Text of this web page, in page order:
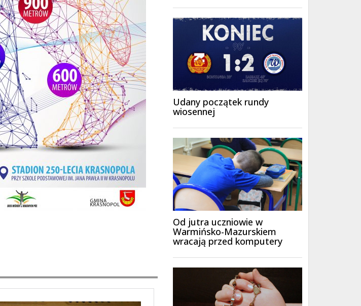
Udany początek rundy
wiosennej
Od jutra uczniowie w
Warmińsko-Mazurskiem
wracają przed komputery